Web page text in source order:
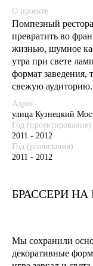
О проекте
Помпезный
превратить во
жизнью, шумное
утра при свете
формат заведения,
свежую аудиторию.
Адрес
улица Кузнецкий
Год (проектирование)
2011 - 2012
Год (реализация)
2011 - 2012
БРАССЕРИ
Мы сохранили
декоративные